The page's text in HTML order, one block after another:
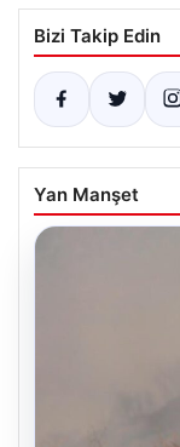
Bizi Takip Edin
Yan Manşet